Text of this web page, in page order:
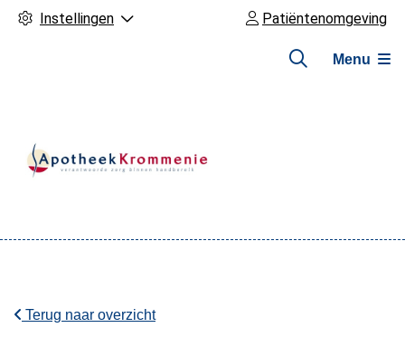
Instellingen Patiëntenomgeving
Menu
Terug naar overzicht